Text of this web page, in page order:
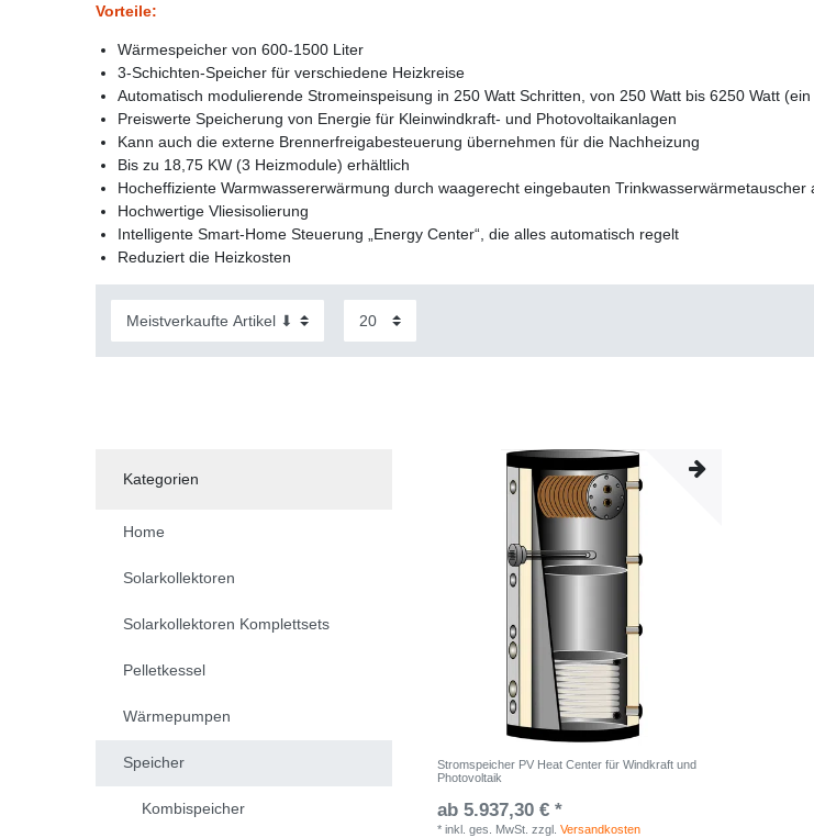
Vorteile:
Wärmespeicher von 600-1500 Liter
3-Schichten-Speicher für verschiedene Heizkreise
Automatisch modulierende Stromeinspeisung in 250 Watt Schritten, von 250 Watt bis 6250 Watt
Preiswerte Speicherung von Energie für Kleinwindkraft- und Photovoltaikanlagen
Kann auch die externe Brennerfreigabesteuerung übernehmen für die Nachheizung
Bis zu 18,75 KW (3 Heizmodule) erhältlich
Hocheffiziente Warmwassererwärmung durch waagerecht eingebauten Trinkwasserwärmetauscher
Hochwertige Vliesisolierung
Intelligente Smart-Home Steuerung „Energy Center“, die alles automatisch regelt
Reduziert die Heizkosten
Kategorien
Home
Solarkollektoren
Solarkollektoren Komplettsets
Pelletkessel
Wärmepumpen
Speicher
Kombispeicher
Stromspeicher PV Heat Center für Windkraft und
Photovoltaik
ab 5.937,30 € *
*inkl. ges. MwSt. zzgl.Versandkosten